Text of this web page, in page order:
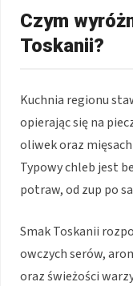
Czym
Toskanii?
Kuchnia regionu
opierając się na
oliwek oraz
Typowy chleb jest
potraw, od zup po
Smak Toskanii
owczych serów,
oraz świeżości